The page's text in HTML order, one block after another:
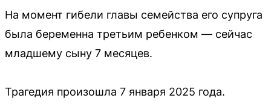
На момент гибели главы семейства его супруга
была беременна третьим ребенком — сейчас
младшему сыну 7 месяцев.
Трагедия произошла 7 января 2025 года.